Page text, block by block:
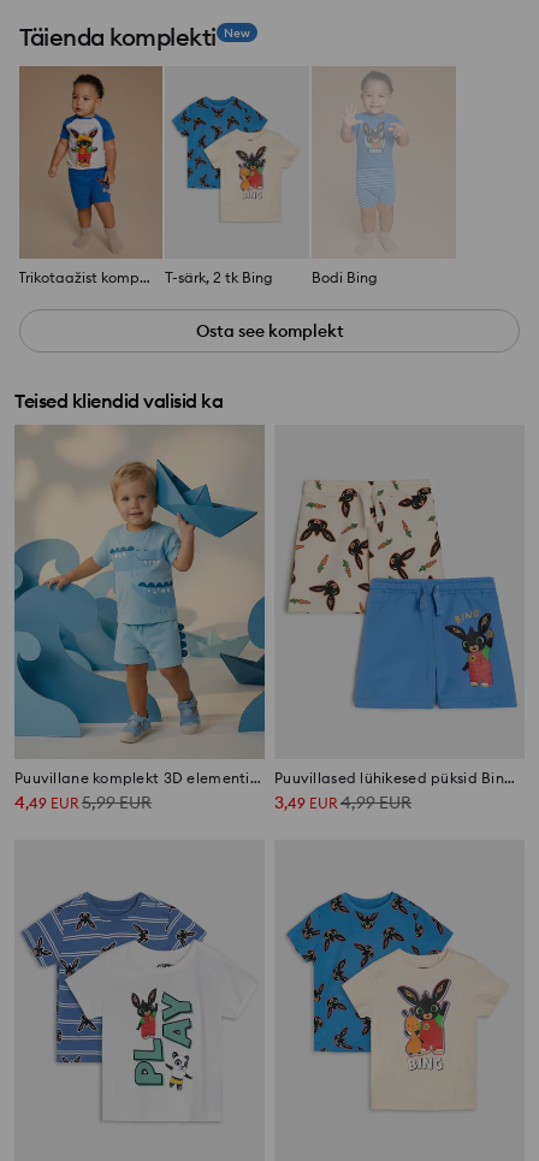
Täienda komplekti New
Trikotaažist komplekt Bing T-särk, 2 tk Bing Bodi Bing
Osta see komplekt
Teised kliendid valisid ka
Puuvillane komplekt 3D elementidega
4,49 EUR5,99EUR
Puuvillased lühikesed püksid Bing trükiga 2 pack
3,49 EUR4,99EUR